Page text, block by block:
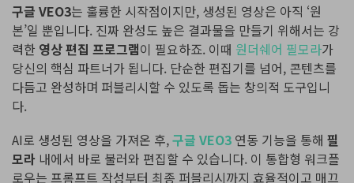
구글 VEO3는 훌륭한 시작점이지만, 생성된 영상은 아직 ‘원
본’일 뿐입니다. 진짜 완성도 높은 결과물을 만들기 위해서는 강
력한 영상 편집 프로그램이 필요하죠. 이때 원더쉐어 필모라가
당신의 핵심 파트너가 됩니다. 단순한 편집기를 넘어, 콘텐츠를
다듬고 완성하며 퍼블리시할 수 있도록 돕는 창의적 도구입니
다.
AI로 생성된 영상을 가져온 후,구글 VEO3 연동 기능을 통해 필
모라 내에서 바로 불러와 편집할 수 있습니다. 이 통합형 워크플
로우는 프롬프트 작성부터 최종 퍼블리시까지 효율적이고 매끄